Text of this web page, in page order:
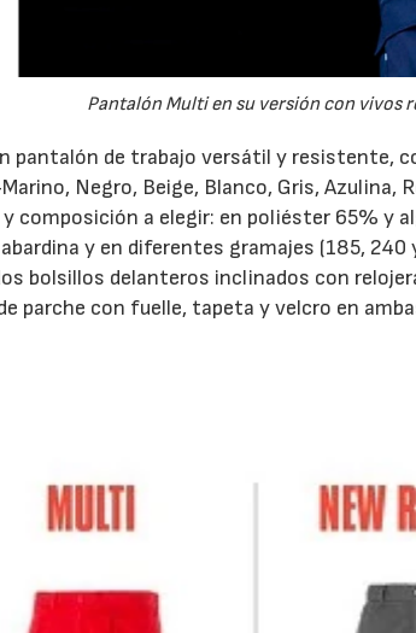
Pantalón Multi en su versión con vivos
pantalón de trabajo versátil y resistente,
Negro, Beige, Blanco, Gris, Azulina,
composición a elegir: en poliéster 65% y
y en diferentes gramajes (185,
bolsillos delanteros inclinados con
parche con fuelle, tapeta y velcro en